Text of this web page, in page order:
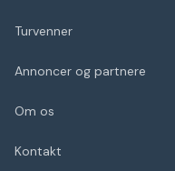
Turvenner
Annoncer og partnere
Om os
Kontakt